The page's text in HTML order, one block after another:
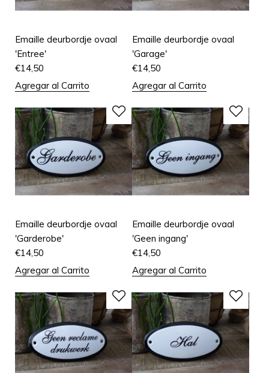
Emaille deurbordje ovaal
'Entree'
€14,50
Agregar al Carrito
Emaille deurbordje ovaal
'Garage'
€14,50
Agregar al Carrito
Emaille deurbordje ovaal
'Garderobe'
€14,50
Agregar al Carrito
Emaille deurbordje ovaal
'Geen ingang'
€14,50
Agregar al Carrito